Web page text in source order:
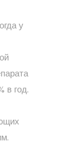
у
в год.